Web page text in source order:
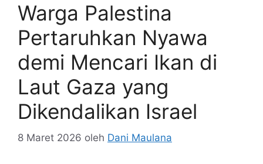
Warga Palestina
Pertaruhkan Nyawa
demi Mencari Ikan di
Laut Gaza yang
Dikendalikan Israel
8 Maret 2026 oleh Dani Maulana